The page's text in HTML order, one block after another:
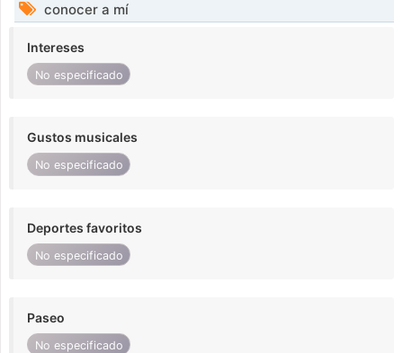
conocer a mí
Intereses
No especificado
Gustos musicales
No especificado
Deportes favoritos
No especificado
Paseo
No especificado